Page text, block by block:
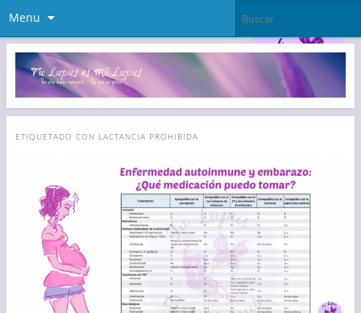
Menu
ETIQUETADO CON LACTANCIA PROHIBIDA